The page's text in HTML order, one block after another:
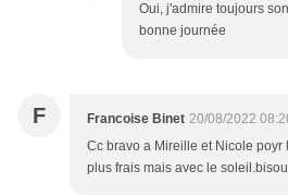
Oui, j'admire toujours
bonne journée
F Francoise Binet 20/08/2022
Cc bravo a Mireille et Nicole poyr
plus frais mais avec le